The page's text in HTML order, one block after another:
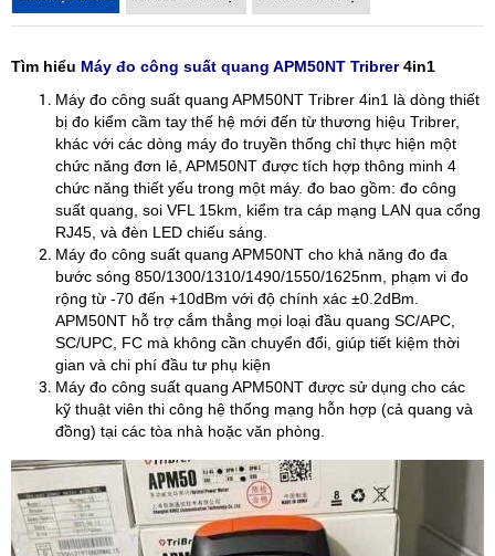
Tìm hiểu Máy đo công suất quang APM50NT Tribrer4in1
Máy đo công suất quang APM50NT Tribrer 4in1 là dòng thiết
bị đo kiểm cầm tay thế hệ mới đến từ thương hiệu Tribrer,
khác với các dòng máy đo truyền thống chỉ thực hiện một
chức năng đơn lẻ, APM50NT được tích hợp thông minh 4
chức năng thiết yếu trong một máy. đo bao gồm: đo công
suất quang, soi VFL 15km, kiểm tra cáp mạng LAN qua cổng
RJ45, và đèn LED chiếu sáng.
Máy đo công suất quang APM50NT cho khả năng đo đa
bước sóng 850/1300/1310/1490/1550/1625nm, phạm vi đo
rộng từ -70 đến +10dBm với độ chính xác ±0.2dBm.
APM50NT hỗ trợ cắm thẳng mọi loại đầu quang SC/APC,
SC/UPC, FC mà không cần chuyển đổi, giúp tiết kiệm thời
gian và chi phí đầu tư phụ kiện
Máy đo công suất quang APM50NT được sử dụng cho các
kỹ thuật viên thi công hệ thống mạng hỗn hợp (cả quang và
đồng) tại các tòa nhà hoặc văn phòng.​